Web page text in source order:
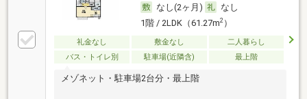
なし(2ヶ月)
なし
1階 / 2LDK（61.27m2）
礼金なし 敷金なし
二人暮らし
バス・トイレ別
駐車場(近隣含) 最上階
メゾネット・駐車場2台分・最上階